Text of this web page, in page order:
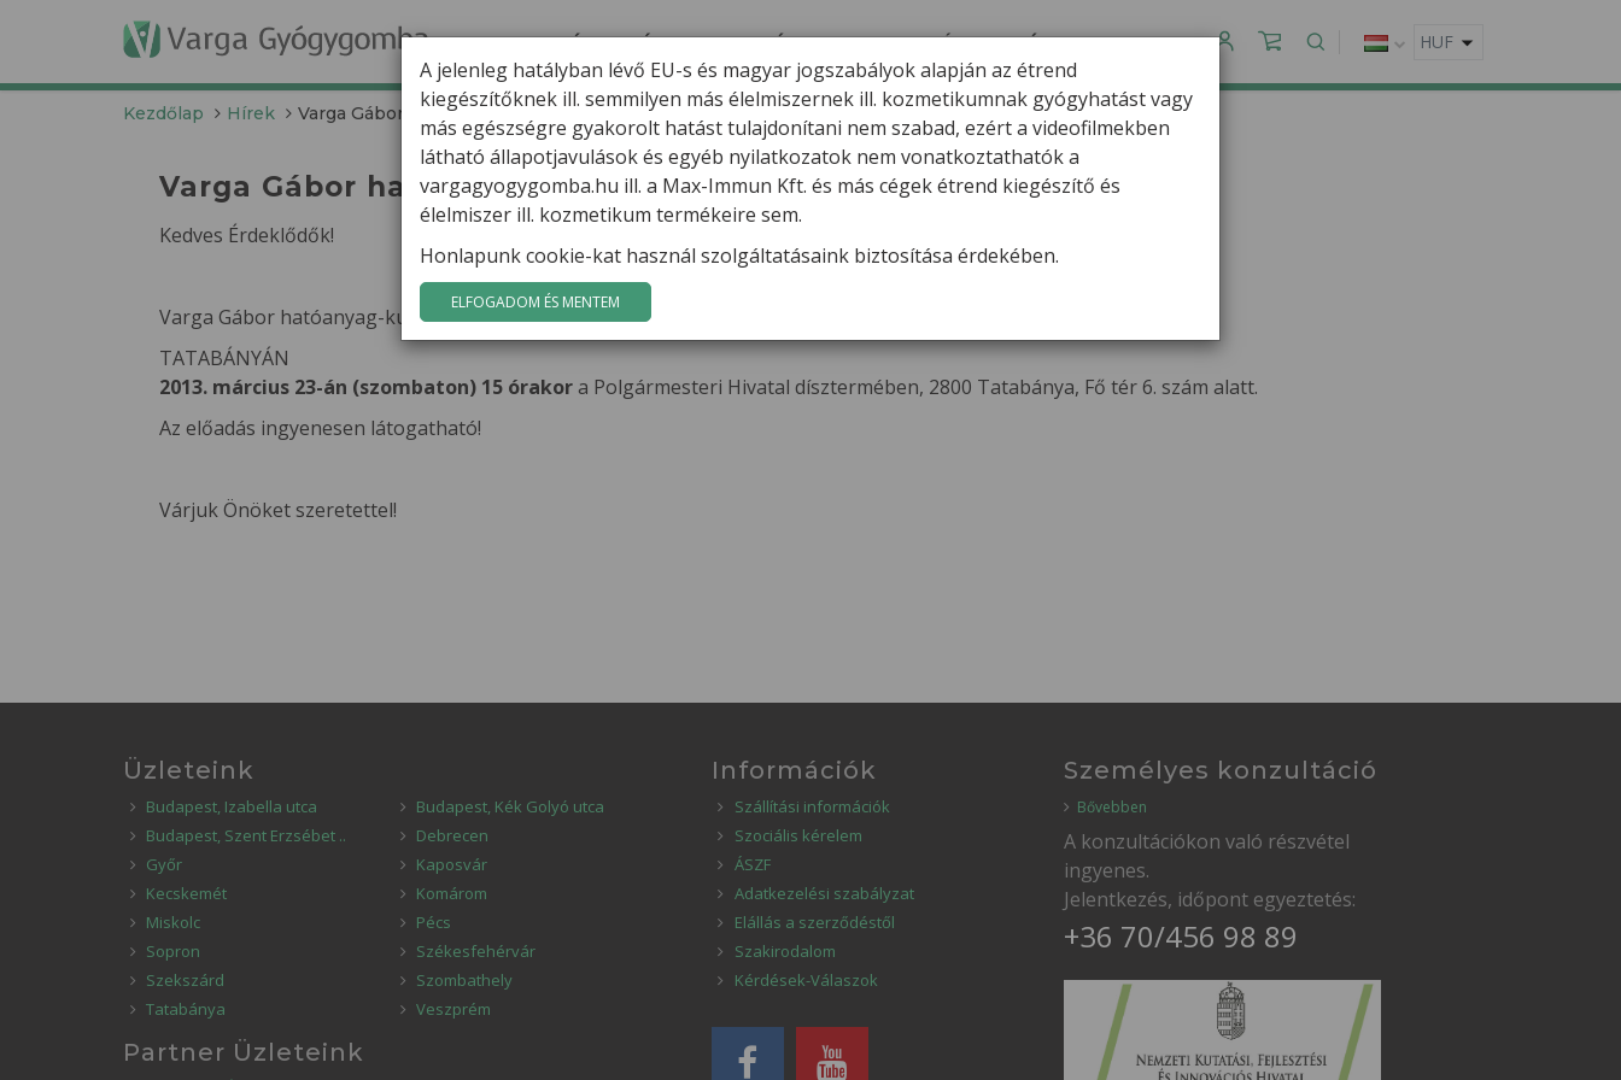
TERMÉKEK HÍREK VARGA GÁBOR FILMEK GYÓGYGOMBÁK KAPCSOLAT
Kezdőlap Hírek Varga Gábor hatóanyag-kutató előadást tart Tatabányán
Varga Gábor hatóanyag-kutató előadást tart Tatabányán
Kedves Érdeklődők!
Varga Gábor hatóanyag-kutató ELŐADÁST tart
TATABÁNYÁN
2013. március 23-án (szombaton) 15 órakora Polgármesteri Hivatal dísztermében, 2800 Tatabánya, Fő tér 6. szám alatt.
Az előadás ingyenesen látogatható!
Várjuk Önöket szeretettel!
Üzleteink
Budapest, Izabella utca
Budapest, Kék Golyó utca
Budapest, Szent Erzsébet ..
Debrecen
Győr
Kaposvár
Kecskemét
Komárom
Miskolc
Pécs
Sopron
Székesfehérvár
Szekszárd
Szombathely
Tatabánya
Veszprém
Partner Üzleteink
Információk
Szállítási információk
Szociális kérelem
ÁSZF
Adatkezelési szabályzat
Elállás a szerződéstől
Szakirodalom
Kérdések-Válaszok
Személyes konzultáció
Bővebben
A konzultációkon való részvétel
ingyenes.
Jelentkezés, időpont egyeztetés:
+36 70/456 98 89
A jelenleg hatályban lévő EU-s és magyar jogszabályok alapján az étrend
kiegészítőknek ill. semmilyen más élelmiszernek ill. kozmetikumnak gyógyhatást vagy
más egészségre gyakorolt hatást tulajdonítani nem szabad, ezért a videofilmekben
látható állapotjavulások és egyéb nyilatkozatok nem vonatkoztathatók a
vargagyogygomba.hu ill. a Max-Immun Kft. és más cégek étrend kiegészítő és
élelmiszer ill. kozmetikum termékeire sem.
Honlapunk cookie-kat használ szolgáltatásaink biztosítása érdekében.
ELFOGADOM ÉS MENTEM